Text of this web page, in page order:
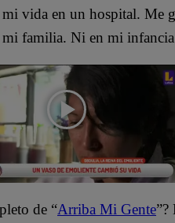
vida en un hospital. Me
mi familia. Ni en mi
de “Arriba Mi Gente”?